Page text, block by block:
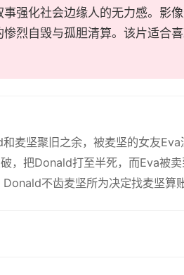
强化社会边缘人的无力感。影像
烈自毁与孤胆清算。该片适合
麦坚聚旧之余，被麦坚的女友
，把Donald打至半死，而Eva被
不齿麦坚所为决定找麦坚算账